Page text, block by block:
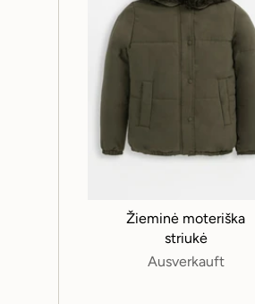
Žieminė moteriška
striukė
Ausverkauft